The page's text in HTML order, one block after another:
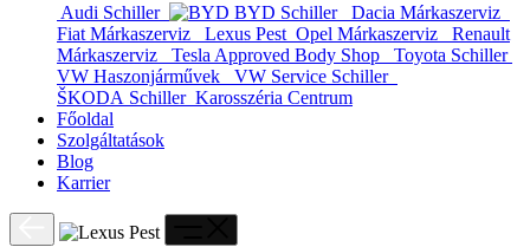
Audi Schiller BYD Schiller
Dacia Márkaszerviz
Fiat Márkaszerviz
Lexus Pest Opel Márkaszerviz
Renault
Márkaszerviz
Tesla Approved Body Shop
Toyota Schiller
VW Haszonjárművek
VW Service Schiller
ŠKODA Schiller Karosszéria Centrum
Főoldal
Szolgáltatások
Blog
Karrier